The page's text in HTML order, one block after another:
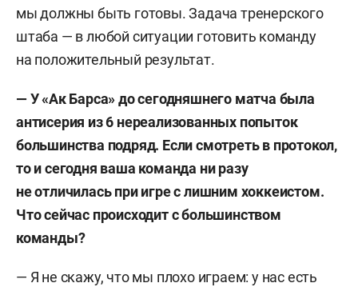
мы должны быть готовы. Задача тренерского
штаба — в любой ситуации готовить команду
на положительный результат.
— У «Ак Барса» до сегодняшнего матча была
антисерия из 6 нереализованных попыток
большинства подряд. Если смотреть в протокол,
то и сегодня ваша команда ни разу
не отличилась при игре с лишним хоккеистом.
Что сейчас происходит с большинством
команды?
— Я не скажу, что мы плохо играем: у нас есть